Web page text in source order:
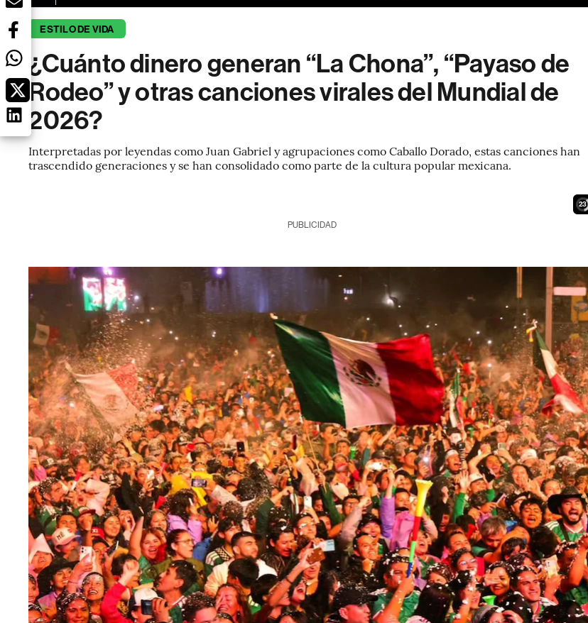
ESTILO DE VIDA
¿Cuánto dinero generan “La Chona”, “Payaso de
Rodeo” y otras canciones virales del Mundial de
2026?
Interpretadas por leyendas como Juan Gabriel y agrupaciones como Caballo Dorado, estas canciones han
trascendido generaciones y se han consolidado como parte de la cultura popular mexicana.
22
PUBLICIDAD